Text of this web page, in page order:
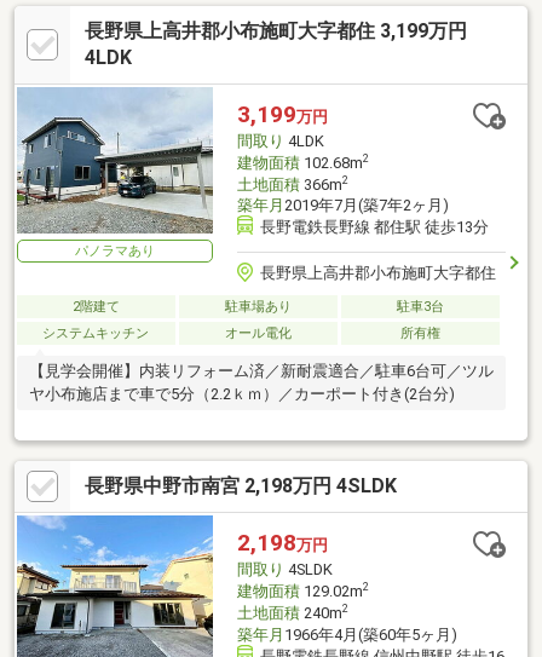
長野県上高井郡小布施町大字都住 3,199万円
4LDK
パノラマあり
3,199万円
間取り 4LDK
建物面積102.68m2
土地面積366m2
築年月 2019年7月(築7年2ヶ月)
長野電鉄長野線 都住駅 徒歩13分
長野県上高井郡小布施町大字都住
2階建て 駐車場あり
駐車3台
システムキッチン
オール電化 所有権
【見学会開催】内装リフォーム済／新耐震適合／駐車6台可／ツル
ヤ小布施店まで車で5分（2.2ｋｍ）／カーポート付き(2台分)
長野県中野市南宮 2,198万円 4SLDK
2,198万円
間取り 4SLDK
建物面積129.02m2
土地面積240m2
築年月 1966年4月(築60年5ヶ月)